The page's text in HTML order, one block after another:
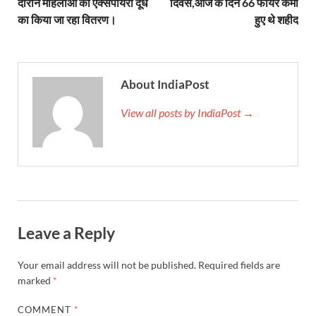
Union Budget Update: केंद्रीय बजट उत्तर प्रदेश के
YEIDA Emerges: यीडा बना मेडिकल डिवाइस
House of Himalayas: हाउस आफ हिमालयाज बिक्री
Star Infomatic: बजट 2026–27 से भारत की डिजिटल
Budget 2026: वित्त मंत्री निर्मला सीतारमण पेश कर रही
Ajit Pawar Death: महाराष्ट्र के उपमुख्यमंत्री अजित
का किया जा रहा वितरण।
हुए थे शहीद
About IndiaPost
View all posts by IndiaPost →
Leave a Reply
Your email address will not be published. Required fields are
marked *
COMMENT *